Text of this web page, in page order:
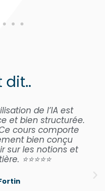
dit..
de l’IA est
et bien structurée.
cours comporte
bien conçu
sur les notions et
⭐⭐⭐⭐⭐